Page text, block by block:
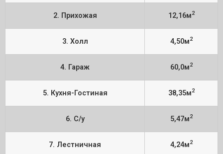
2. Прихожая 12,16м2
3. Холл 4,50м2
4. Гараж 60,0м2
5. Кухня-Гостиная 38,35м2
6. С/у 5,47м2
7. Лестничная 4,24м2